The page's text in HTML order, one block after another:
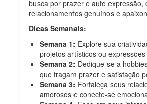
busca por prazer e auto expressão,
relacionamentos genuínos e
Dicas Semanais:
Semana 1: Explore sua
projetos artísticos ou
Semana 2: Dedique-se a
que tragam prazer e satisfação
Semana 3: Fortaleça seus
amorosos e conecte-se